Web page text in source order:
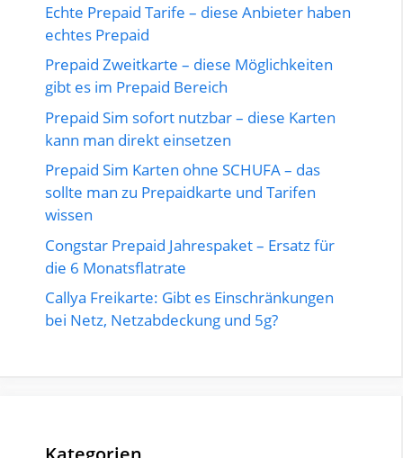
Echte Prepaid Tarife – diese Anbieter haben
echtes Prepaid
Prepaid Zweitkarte – diese Möglichkeiten
gibt es im Prepaid Bereich
Prepaid Sim sofort nutzbar – diese Karten
kann man direkt einsetzen
Prepaid Sim Karten ohne SCHUFA – das
sollte man zu Prepaidkarte und Tarifen
wissen
Congstar Prepaid Jahrespaket – Ersatz für
die 6 Monatsflatrate
Callya Freikarte: Gibt es Einschränkungen
bei Netz, Netzabdeckung und 5g?